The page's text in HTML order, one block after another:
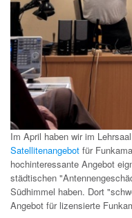
Im April haben wir im
Satellitenangebot für
hochinteressante Angebot
städtischen
Südhimmel haben. Dort
Angebot für lizensierte